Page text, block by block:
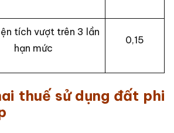
tích vượt trên 3 lần
hạn mức
0,15
thuế sử dụng đất phi